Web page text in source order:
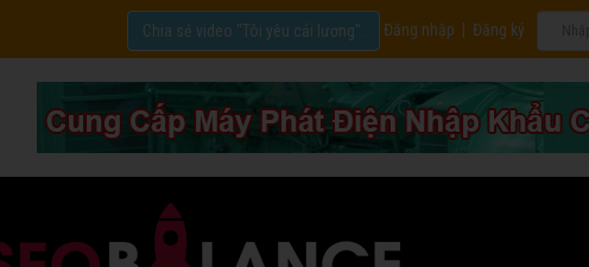
Đăng nhập Đăng ký
Chia sẻ video "Tôi yêu cải lương".